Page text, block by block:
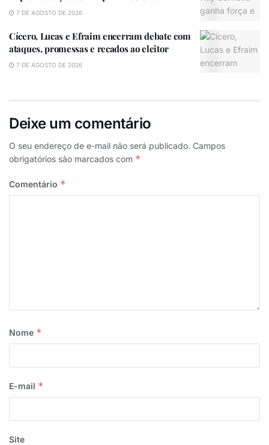
Maior deixa a direção de comunicação da Câmara
Municipal de João Pessoa para assumir o cargo de
secretário executivo de Comunicação Social da
Prefeitura, auxiliando o secretário Janildo Silva.
7 DE AGOSTO DE 2026
Cícero, Lucas e Efraim encerram debate com
ataques, promessas e recados ao eleitor
7 DE AGOSTO DE 2026
Deixe um comentário
O seu endereço de e-mail não será publicado. Campos
obrigatórios são marcados com *
Comentário *
Nome *
E-mail *
Site